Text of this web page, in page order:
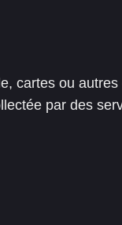
cartes ou autres
par des